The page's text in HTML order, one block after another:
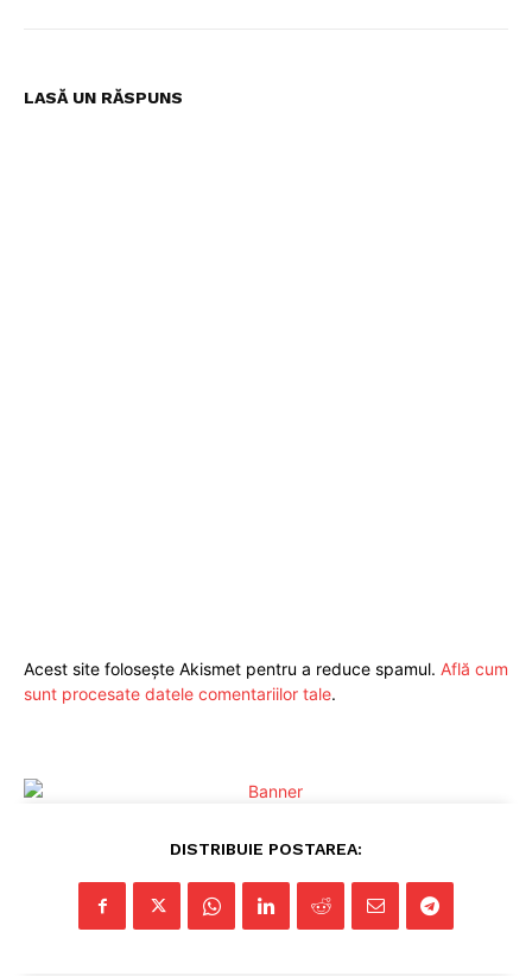
Pentru și mai mult conținut
exclusiv!
LASĂ UN RĂSPUNS
Acest site folosește Akismet pentru a reduce spamul. Află cum
sunt procesate datele comentariilor tale.
DISTRIBUIE POSTAREA: